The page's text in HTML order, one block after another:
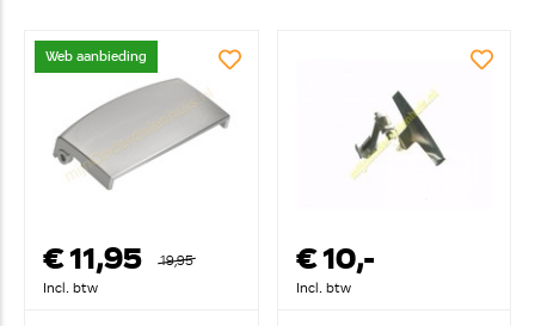
Web aanbieding
€ 11,95
19,95
Incl. btw
€ 10,-
Incl. btw